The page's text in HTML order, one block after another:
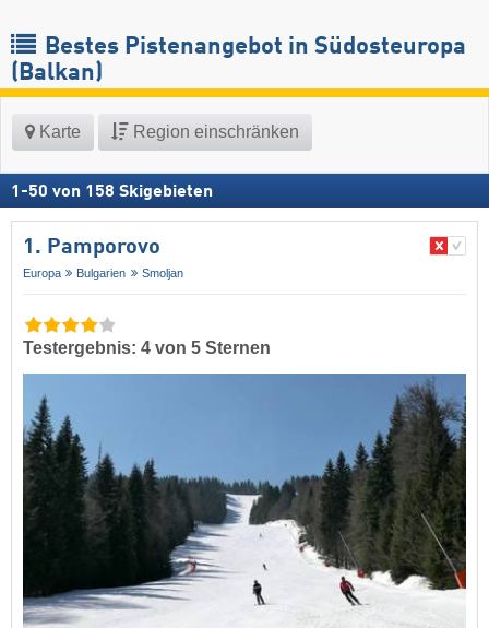
Bestes Pistenangebot in Südosteuropa
(Balkan)
Karte Region einschränken
1 -50 von 158 Skigebieten
1. Pamporovo
Europa Bulgarien Smoljan
Testergebnis: 4 von 5 Sternen